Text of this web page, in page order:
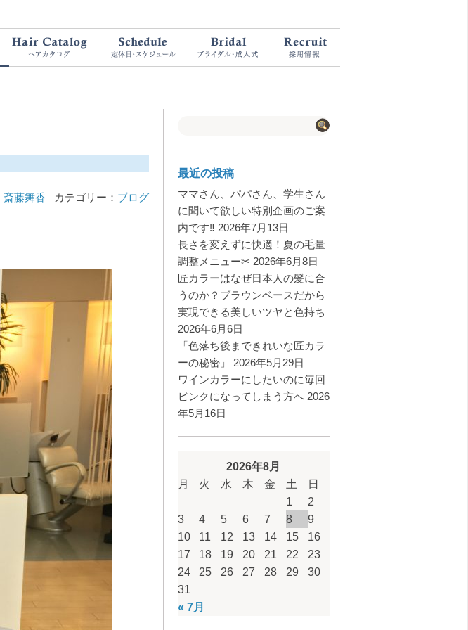
斎藤舞香 カテゴリー： ブログ
最近の投稿
ママさん、パパさん、学生さん
に聞いて欲しい特別企画のご案
内です‼️ 2026年7月13日
長さを変えずに快適！夏の毛量
調整メニュー✂︎ 2026年6月8日
匠カラーはなぜ日本人の髪に合
うのか？ブラウンベースだから
実現できる美しいツヤと色持ち
2026年6月6日
「色落ち後まできれいな匠カラ
ーの秘密」
2026年5月29日
ワインカラーにしたいのに毎回
ピンクになってしまう方へ 2026
年5月16日
2026年8月
月
火 水 木 金 土 日
« 7月
1
2
3
4 5 6 7 8
9
10
11 12 13 14 15
16
17
18 19 20 21 22
23
24
25 26 27 28 29
30
31